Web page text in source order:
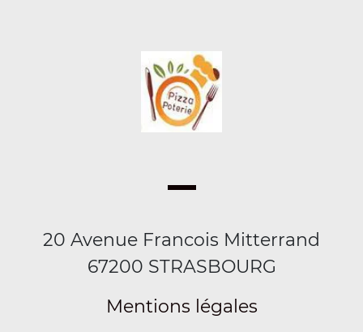
20 Avenue Francois Mitterrand
67200 STRASBOURG
Mentions légales